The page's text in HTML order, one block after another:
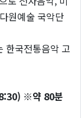
원예술 국악단
한국전통음악 고
※약 80분